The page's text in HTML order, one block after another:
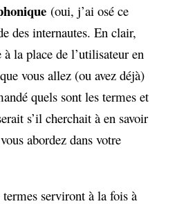
(oui, j’ai osé ce
des internautes. En clair,
la place de l’utilisateur en
vous allez (ou avez déjà)
quels sont les termes et
s’il cherchait à en savoir
abordez dans votre
serviront à la fois à